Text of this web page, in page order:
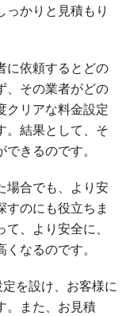
っかりと見積もり
に依頼するとどの
、その業者がどの
クリアな料金設定
。結果として、そ
きるのです。
場合でも、より安
のにも役立ちま
、より安全に、
なるのです。
を設け、お客様に
。また、お見積